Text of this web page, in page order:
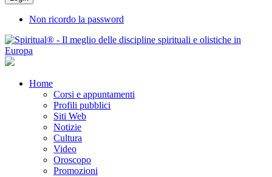
Non ricordo la password
Home
Corsi e appuntamenti
Profili pubblici
Siti Web
Notizie
Cultura
Video
Oroscopo
Promozioni